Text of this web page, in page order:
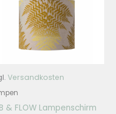
Versandkosten
& FLOW Lampenschirm